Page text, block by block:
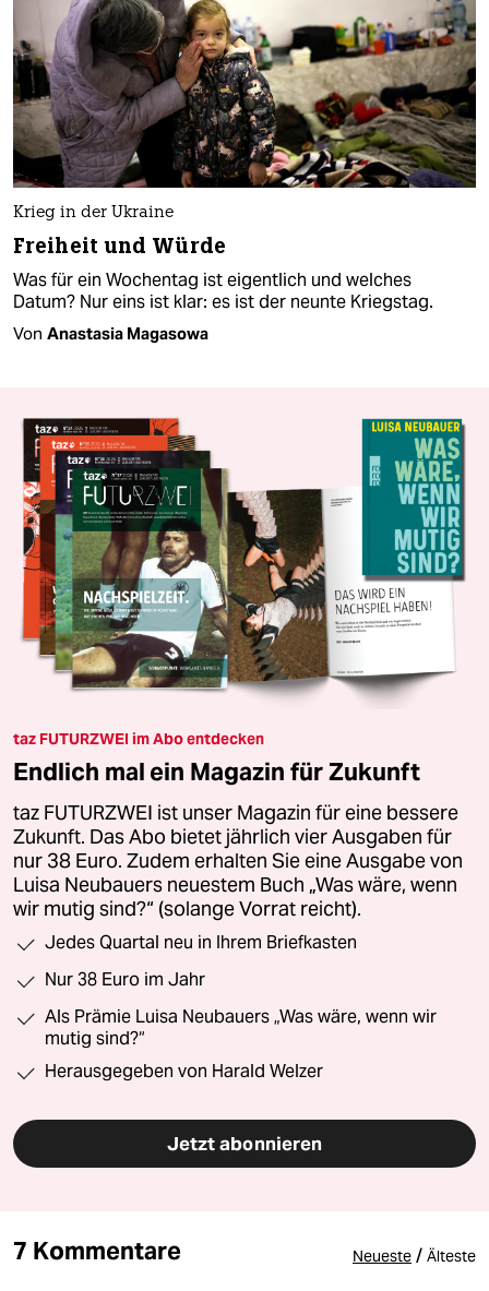
Krieg in der Ukraine
Freiheit und Würde
Was für ein Wochentag ist eigentlich und welches
Datum? Nur eins ist klar: es ist der neunte Kriegstag.
Von Anastasia Magasowa
taz FUTURZWEI im Abo entdecken
Endlich mal ein Magazin für Zukunft
taz FUTURZWEI ist unser Magazin für eine bessere
Zukunft. Das Abo bietet jährlich vier Ausgaben für
nur 38 Euro. Zudem erhalten Sie eine Ausgabe von
Luisa Neubauers neuestem Buch „Was wäre, wenn
wir mutig sind?“ (solange Vorrat reicht).
Jedes Quartal neu in Ihrem Briefkasten
Nur 38 Euro im Jahr
Als Prämie Luisa Neubauers „Was wäre, wenn wir
mutig sind?“
Herausgegeben von Harald Welzer
Jetzt abonnieren
7 Kommentare Neueste / Älteste